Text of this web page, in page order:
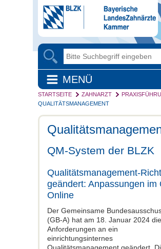
MENÜ
STARTSEITE ZAHNARZT
QUALITÄTSMANAGEMENT
QM-System der BLZK
Qualitätsmanagement-
geändert: Anpassungen im
Online
Der Gemeinsame
(GB-A) hat am 18. Januar 2024 die
Anforderungen an ein
einrichtungsinternes